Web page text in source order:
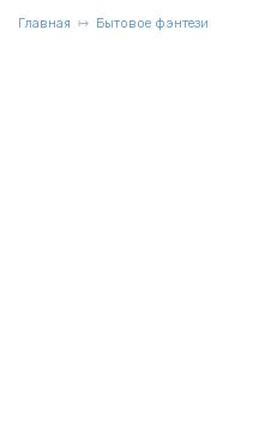
Главная Бытовое фэнтези